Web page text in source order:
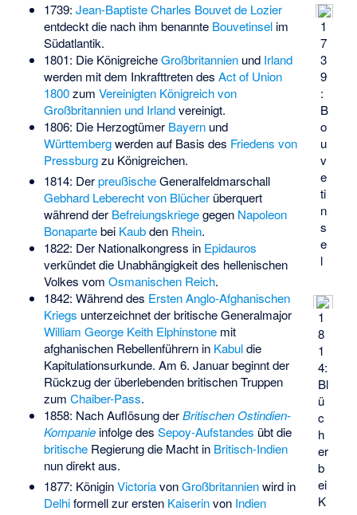
1
7
3
9
:
B
o
u
v
e
ti
n
s
e
l
1739: Jean-Baptiste Charles Bouvet de Lozier
entdeckt die nach ihm benannte Bouvetinselim
Südatlantik.
1801: Die KönigreicheGroßbritannienund Irland
werden mit dem Inkrafttreten des Act of Union
1800zum Vereinigten Königreich von
Großbritannien und Irlandvereinigt.
1806: Die Herzogtümer Bayernund
Württembergwerden auf Basis des Friedens von
Pressburgzu Königreichen.
1
8
1
4:
Bl
ü
c
h
er
b
ei
K
1814: DerpreußischeGeneralfeldmarschall
Gebhard Leberecht von Blücherüberquert
während der Befreiungskriegegegen Napoleon
Bonapartebei Kaubden Rhein.
1822: Der Nationalkongress in Epidauros
verkündet die Unabhängigkeit des hellenischen
Volkes vom Osmanischen Reich.
1842: Während des Ersten Anglo-Afghanischen
Kriegs unterzeichnet der britische Generalmajor
William George Keith Elphinstonemit
afghanischen Rebellenführern in Kabuldie
Kapitulationsurkunde. Am 6. Januar beginnt der
Rückzug der überlebenden britischen Truppen
zum Chaiber-Pass.
1858: Nach Auflösung derBritischen Ostindien-
Kompanieinfolge des Sepoy-Aufstandes übt die
britischeRegierung die Macht in Britisch-Indien
nun direkt aus.
1877: KöniginVictoriavonGroßbritannienwird in
Delhiformell zur ersten Kaiserinvon Indien